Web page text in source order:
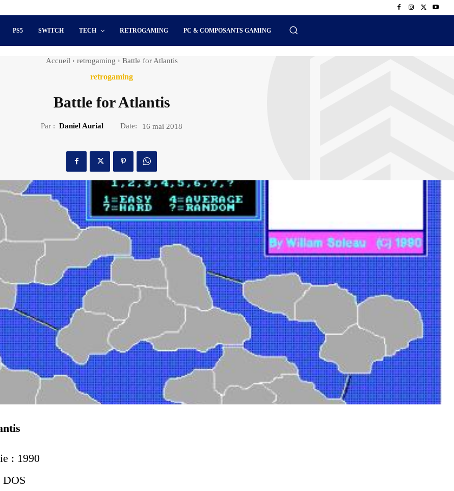
PS5 SWITCH TECH RETROGAMING PC & COMPOSANTS GAMING
Accueil retrogaming Battle for Atlantis
retrogaming
Battle for Atlantis
Par : Daniel Aurial Date: 16 mai 2018
: 1990
DOS